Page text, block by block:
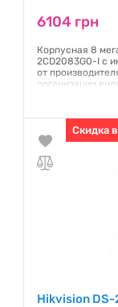
6104 грн
Корпусная 8
2CD2083G0-I с
от
организации
Гарантия:12
Скидка
Hikvision DS-